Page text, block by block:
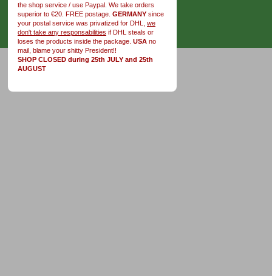
the shop service / use Paypal. We take orders
superior to €20. FREE postage. GERMANY since
your postal service was privatized for DHL, we
don't take any responsabilities if DHL steals or
loses the products inside the package. USA no
mail, blame your shitty President!!
SHOP CLOSED during 25th JULY and 25th
AUGUST